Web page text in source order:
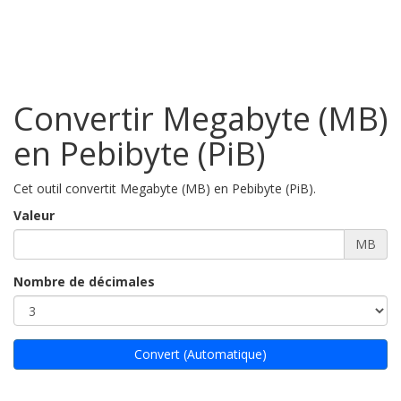
Convertir Megabyte (MB)
en Pebibyte (PiB)
Cet outil convertit Megabyte (MB) en Pebibyte (PiB).
Valeur
MB
Nombre de décimales
Convert (Automatique)